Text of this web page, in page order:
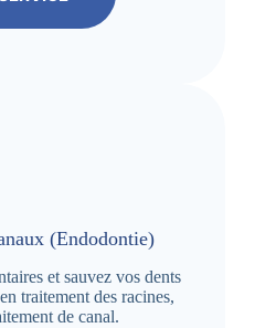
(Endodontie)
et sauvez vos dents
traitement des racines,
de canal.